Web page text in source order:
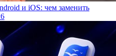
и iOS: чем заменить